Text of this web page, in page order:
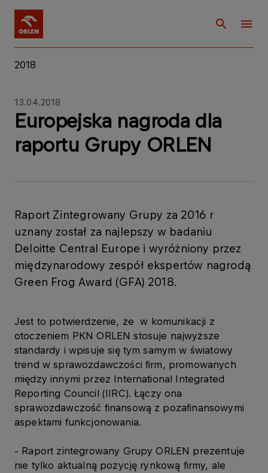
2018
13.04.2018
Europejska nagroda dla
raportu Grupy ORLEN
Raport Zintegrowany Grupy za 2016 r
uznany został za najlepszy w badaniu
Deloitte Central Europe i wyróżniony przez
międzynarodowy zespół ekspertów nagrodą
Green Frog Award (GFA) 2018.
Jest to potwierdzenie, że w komunikacji z
otoczeniem PKN ORLEN stosuje najwyższe
standardy i wpisuje się tym samym w światowy
trend w sprawozdawczości firm, promowanych
między innymi przez International Integrated
Reporting Council (IIRC). Łączy ona
sprawozdawczość finansową z pozafinansowymi
aspektami funkcjonowania.
- Raport zintegrowany Grupy ORLEN prezentuje
nie tylko aktualną pozycję rynkową firmy, ale